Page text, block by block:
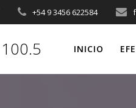
+54 9 3456 622584
100.5 INICIO